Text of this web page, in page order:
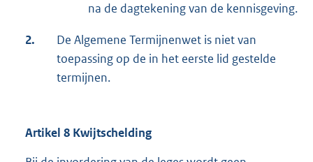
na de dagtekening van de kennisgeving.
2.
De Algemene Termijnenwet is niet van
toepassing op de in het eerste lid gestelde
termijnen.
Artikel 8 Kwijtschelding